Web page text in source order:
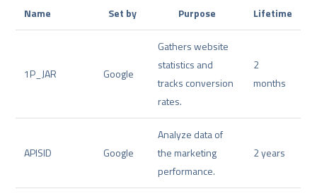
Name Set by Purpose Lifetime
1P_JAR Google
Gathers website
statistics and
tracks conversion
rates.
2
months
APISID Google
Analyze data of
the marketing
performance.
2 years